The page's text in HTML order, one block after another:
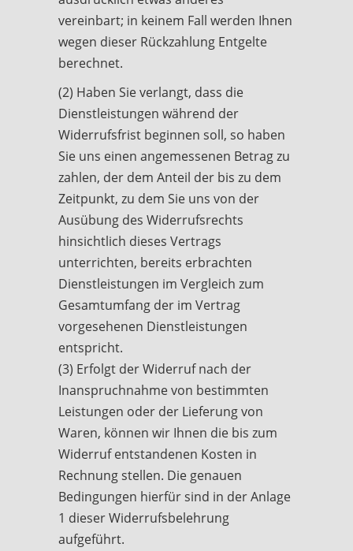
vereinbart; in keinem Fall werden Ihnen
wegen dieser Rückzahlung Entgelte
berechnet.
(2) Haben Sie verlangt, dass die
Dienstleistungen während der
Widerrufsfrist beginnen soll, so haben
Sie uns einen angemessenen Betrag zu
zahlen, der dem Anteil der bis zu dem
Zeitpunkt, zu dem Sie uns von der
Ausübung des Widerrufsrechts
hinsichtlich dieses Vertrags
unterrichten, bereits erbrachten
Dienstleistungen im Vergleich zum
Gesamtumfang der im Vertrag
vorgesehenen Dienstleistungen
entspricht.
(3) Erfolgt der Widerruf nach der
Inanspruchnahme von bestimmten
Leistungen oder der Lieferung von
Waren, können wir Ihnen die bis zum
Widerruf entstandenen Kosten in
Rechnung stellen. Die genauen
Bedingungen hierfür sind in der Anlage
1 dieser Widerrufsbelehrung
aufgeführt.